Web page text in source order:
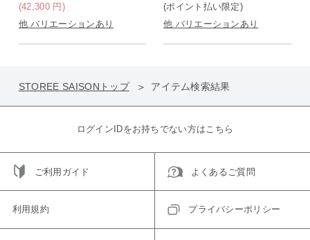
(42,300 円)
他 バリエーションあり
(ポイント払い限定)
他 バリエーションあり
STOREE SAISONトップ アイテム検索結果
ログインIDをお持ちでない方はこちら
ご利用ガイド よくあるご質問
利用規約 プライバシーポリシー